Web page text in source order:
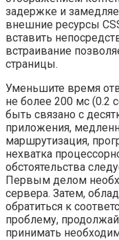
задержке и
внешние ресурсы
вставить
встраивание
страницы.
Уменьшите время
не более 200 мс (0.2
быть связано с
приложения,
маршрутизация,
нехватка
обстоятельства
Первым делом
сервера. Затем,
обратиться к
проблему,
принимать